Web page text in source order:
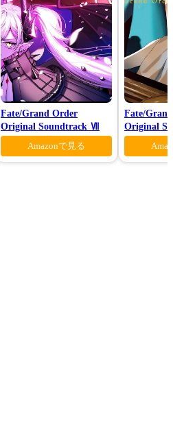
Fate/Grand Order
Original Soundtrack Ⅶ
Amazonで見る
Fate/
Original
Ⅶ(初回仕